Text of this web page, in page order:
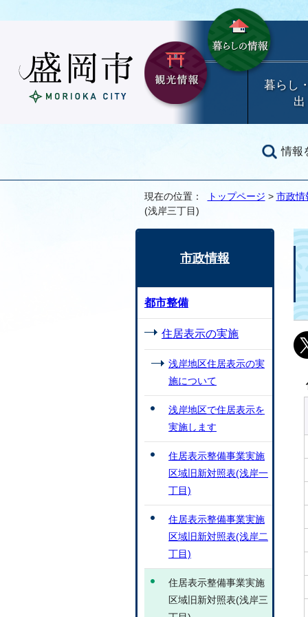
暮らし
出
情報
現在の位置： トップページ > 市政情
(浅岸三丁目)
市政情報
都市整備
住居表示の実施
浅岸地区住居表示の実
施について
浅岸地区で住居表示を
実施します
住居表示整備事業実施
区域旧新対照表(浅岸一
丁目)
住居表示整備事業実施
区域旧新対照表(浅岸二
丁目)
住居表示整備事業実施
区域旧新対照表(浅岸三